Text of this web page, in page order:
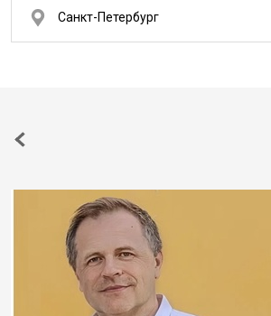
Санкт-Петербург